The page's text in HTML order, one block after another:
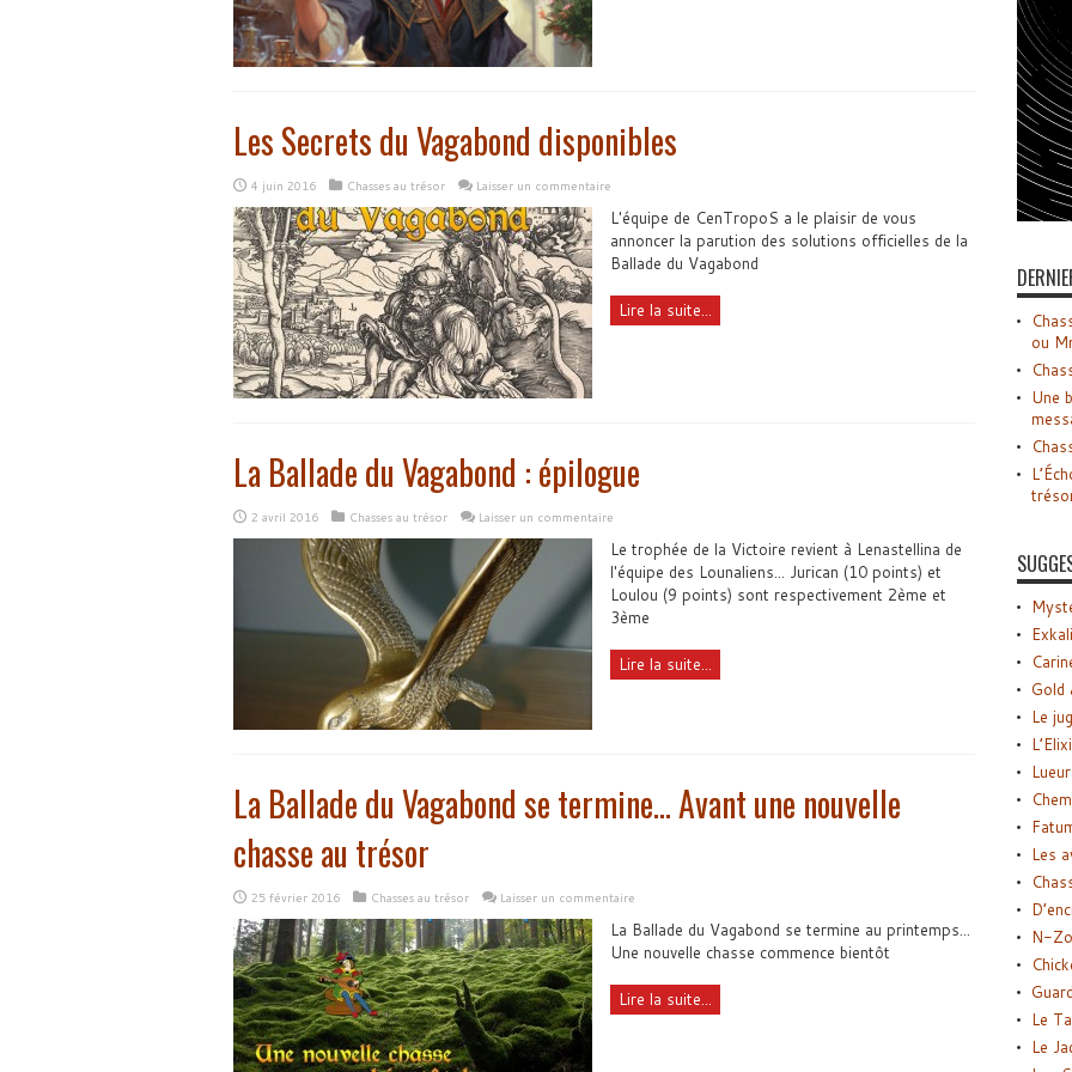
Les Secrets du Vagabond disponibles
4 juin 2016 Chasses au trésor Laisser un commentaire
L'équipe de CenTropoS a le plaisir de vous
annoncer la parution des solutions officielles de la
Ballade du Vagabond
Lire la suite...
La Ballade du Vagabond : épilogue
2 avril 2016 Chasses au trésor Laisser un commentaire
Le trophée de la Victoire revient à Lenastellina de
l'équipe des Lounaliens... Jurican (10 points) et
Loulou (9 points) sont respectivement 2ème et
3ème
Lire la suite...
La Ballade du Vagabond se termine… Avant une nouvelle
chasse au trésor
25 février 2016 Chasses au trésor Laisser un commentaire
La Ballade du Vagabond se termine au printemps...
Une nouvelle chasse commence bientôt
Lire la suite...
ou
Une
Gold
Le
Lueur
Les
N-
Le
Le